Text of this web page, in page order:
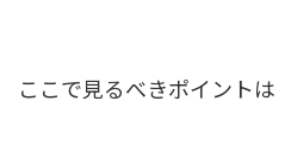
ここで見るべきポイントは